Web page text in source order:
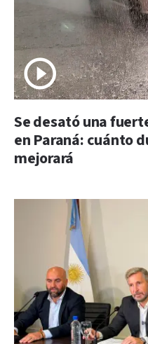
Se desató una
en Paraná: cuánto
mejorará